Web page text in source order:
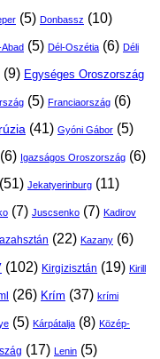
(5) Donbassz (10)
(5) Dél-Oszétia (6) Déli
(9) Egységes Oroszország
(5) Franciaország (6)
(41) Gyóni Gábor (5)
(6) Igazságos Oroszország (6)
(51) Jekatyerinburg (11)
(7) Juscsenko (7) Kadirov
(22) Kazany (6)
(102) Kirgizisztán (19) Kirill
(26) Krím (37) krími
(5) Kárpátalja (8) Közép-
(17) Lenin (5)